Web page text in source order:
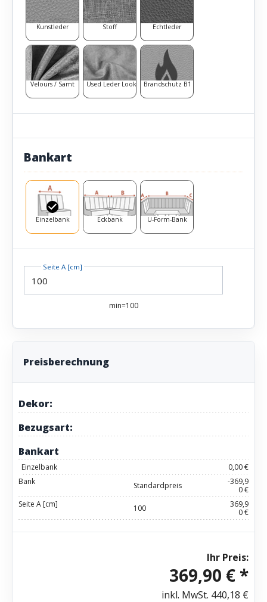
Kunstleder Stoff Echtleder
Velours / Samt Used Leder Look Brandschutz B1
Bankart
Einzelbank Eckbank U-Form-Bank
Seite A [cm]
min=100
Preisberechnung
Dekor:
Bezugsart:
Bankart
Einzelbank
0,00 €
Bank
Standardpreis
-369,9
0 €
Seite A [cm]
100
369,9
0 €
Ihr Preis:
369,90 € *
inkl. MwSt. 440,18 €